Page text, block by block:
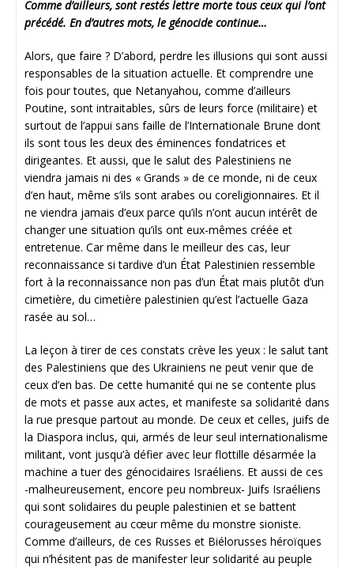
Comme d’ailleurs, sont restés lettre morte tous ceux qui l’ont
précédé. En d’autres mots, le génocide continue…
Alors, que faire ? D’abord, perdre les illusions qui sont aussi
responsables de la situation actuelle. Et comprendre une
fois pour toutes, que Netanyahou, comme d’ailleurs
Poutine, sont intraitables, sûrs de leurs force (militaire) et
surtout de l’appui sans faille de l’Internationale Brune dont
ils sont tous les deux des éminences fondatrices et
dirigeantes. Et aussi, que le salut des Palestiniens ne
viendra jamais ni des « Grands » de ce monde, ni de ceux
d’en haut, même s’ils sont arabes ou coreligionnaires. Et il
ne viendra jamais d’eux parce qu’ils n’ont aucun intérêt de
changer une situation qu’ils ont eux-mêmes créée et
entretenue. Car même dans le meilleur des cas, leur
reconnaissance si tardive d’un État Palestinien ressemble
fort à la reconnaissance non pas d’un État mais plutôt d’un
cimetière, du cimetière palestinien qu’est l’actuelle Gaza
rasée au sol…
La leçon à tirer de ces constats crève les yeux : le salut tant
des Palestiniens que des Ukrainiens ne peut venir que de
ceux d’en bas. De cette humanité qui ne se contente plus
de mots et passe aux actes, et manifeste sa solidarité dans
la rue presque partout au monde. De ceux et celles, juifs de
la Diaspora inclus, qui, armés de leur seul internationalisme
militant, vont jusqu’à défier avec leur flottille désarmée la
machine a tuer des génocidaires Israéliens. Et aussi de ces
-malheureusement, encore peu nombreux- Juifs Israéliens
qui sont solidaires du peuple palestinien et se battent
courageusement au cœur même du monstre sioniste.
Comme d’ailleurs, de ces Russes et Biélorusses héroïques
qui n’hésitent pas de manifester leur solidarité au peuple